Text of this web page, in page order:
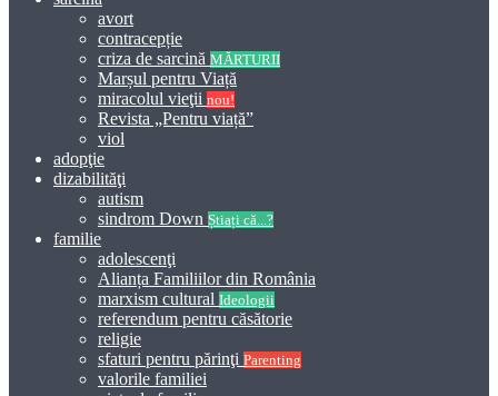
avort
contracepție
criza de sarcină MĂRTURII
Marșul pentru Viață
miracolul vieţii nou!
Revista „Pentru viață”
viol
adopţie
dizabilităţi
autism
sindrom Down Știați că...?
familie
adolescenţi
Alianța Familiilor din România
marxism cultural Ideologii
referendum pentru căsătorie
religie
sfaturi pentru părinţi Parenting
valorile familiei